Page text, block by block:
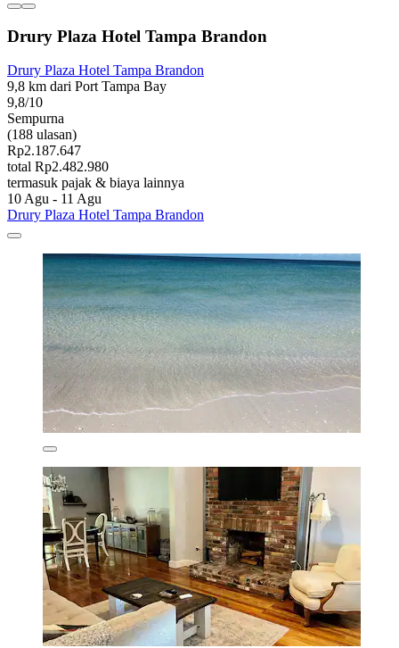
Drury Plaza Hotel Tampa Brandon
Drury Plaza Hotel Tampa Brandon
9,8 km dari Port Tampa Bay
9,8/10
Sempurna
(188 ulasan)
Rp2.187.647
total Rp2.482.980
termasuk pajak & biaya lainnya
10 Agu - 11 Agu
Drury Plaza Hotel Tampa Brandon